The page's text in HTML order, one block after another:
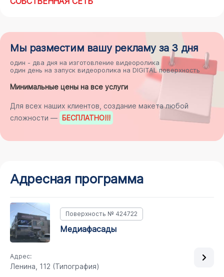
Мы разместим вашу рекламуза 3 дня
один - два дня на изготовление видеоролика
один день на запуск видеоролика на DIGITAL поверхность
Минимальные цены на все услуги
Для всех наших клиентов, создание макета любой
сложности — БЕСПЛАТНО!!!
Адресная программа
Поверхность № 424722
медиафасады
Адрес:
Ленина, 112 (Типография)